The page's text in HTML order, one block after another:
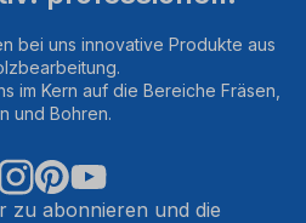
bei uns innovative Produkte aus
im Kern auf die Bereiche Fräsen,
und Bohren.
zu abonnieren und die